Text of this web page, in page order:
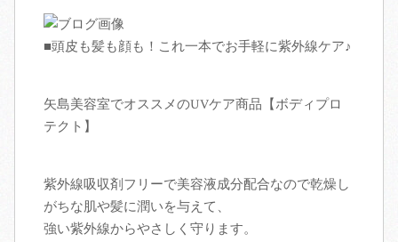
■頭皮も髪も顔も！これ一本でお手軽に紫外線ケア♪
矢島美容室でオススメのUVケア商品【ボディプロ
テクト】
紫外線吸収剤フリーで美容液成分配合なので乾燥し
がちな肌や髪に潤いを与えて、
強い紫外線からやさしく守ります。